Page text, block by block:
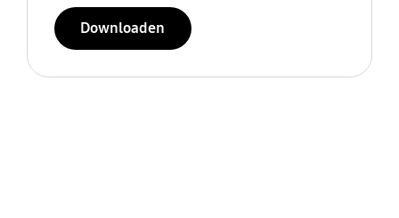
Downloaden